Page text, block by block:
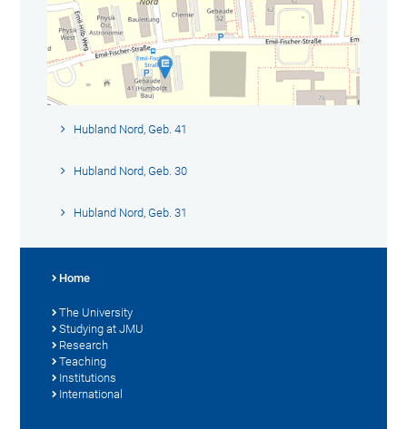
Hubland Nord, Geb. 41
Hubland Nord, Geb. 30
Hubland Nord, Geb. 31
Home
The University
Studying at JMU
Research
Teaching
Institutions
International